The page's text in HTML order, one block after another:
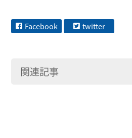
Facebook twitter
関連記事